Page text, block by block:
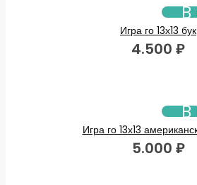
В
Игра го 13х13 бук
4.500 ₽
В
Игра го 13х13
5.000 ₽